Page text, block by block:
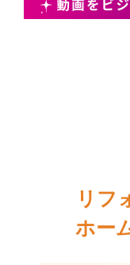
リフ
ホー